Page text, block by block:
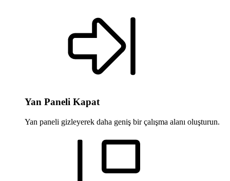
Yan Paneli Kapat
Yan paneli gizleyerek daha geniş bir çalışma alanı oluşturun.